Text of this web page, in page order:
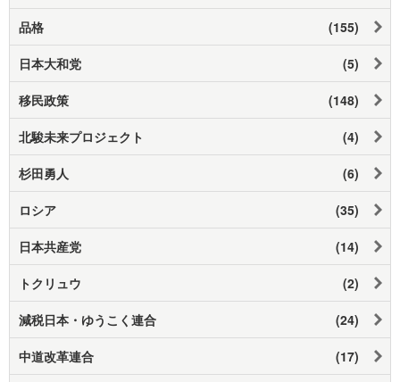
品格 (155)
日本大和党 (5)
移民政策 (148)
北駿未来プロジェクト (4)
杉田勇人 (6)
ロシア (35)
日本共産党 (14)
トクリュウ (2)
減税日本・ゆうこく連合 (24)
中道改革連合 (17)